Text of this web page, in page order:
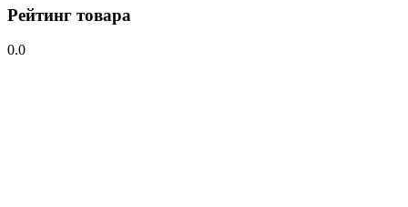
Рейтинг товара
0.0